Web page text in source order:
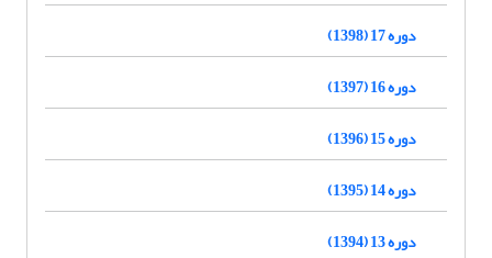
دوره 17 (1398)
دوره 16 (1397)
دوره 15 (1396)
دوره 14 (1395)
دوره 13 (1394)